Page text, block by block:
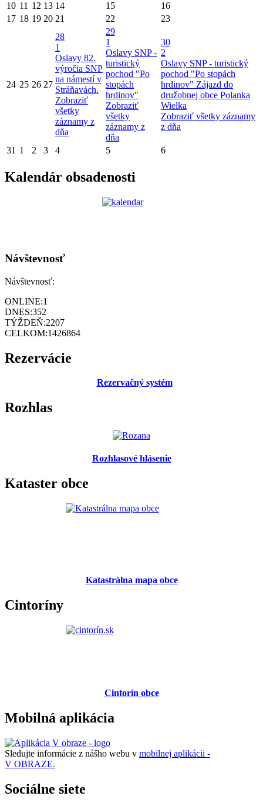
10 11 12 13 14 15
16
17 18 19 20 21 22 23
24 25 26 27
28
1
Oslavy 82.
výročia SNP
na námestí v
Stráňavách.
Zobraziť
všetky
záznamy z
dňa
29
1
Oslavy SNP -
turistický
pochod "Po
stopách
hrdinov"
Zobraziť
všetky
záznamy z
dňa
30
2
Oslavy SNP - turistický
pochod "Po stopách
hrdinov" Zájazd do
družobnej obce Polanka
Wielka
Zobraziť všetky záznamy
z dňa
31 1 2 3 4 5 6
Kalendár obsadenosti
Návštevnosť
Návštevnosť:
ONLINE:1
DNES:352
TÝŽDEŇ:2207
CELKOM:1426864
Rezervácie
Rezervačný systém
Rozhlas
Rozhlasové hlásenie
Kataster obce
Katastrálna mapa obce
Cintoríny
Cintorín obce
Mobilná aplikácia
Sledujte informácie z nášho webu v mobilnej aplikácii -
V OBRAZE.
Sociálne siete